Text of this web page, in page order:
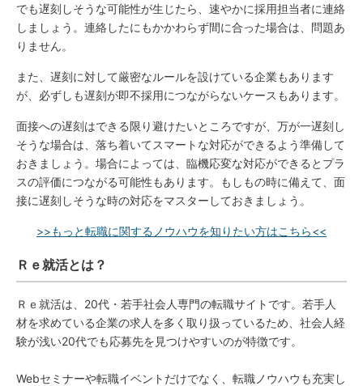
でも遅刻しそうな可能性が生じたら、速やかに採用担当者に連絡
しましょう。連絡したにもかかわらず間に合った場合は、問題あ
りません。
また、遅刻に対して厳密なルールを設けている企業もあります
が、必ずしも遅刻が即不採用につながらないケースもあります。
面接への遅刻はできる限り避けたいところですが、万が一遅刻し
そうな場合は、落ち着いてスマートな対応ができるよう準備して
おきましょう。場合によっては、臨機応変な対応ができるとプラ
スの評価につながる可能性もあります。もしもの時に備えて、面
接に遅刻しそうな時の対応をマスターしておきましょう。
>>もっと転職に関するノウハウを知りたい方はこちら<<
Ｒｅ就活とは？
Ｒｅ就活は、20代・若手社会人専門の転職サイトです。若手人
材を求めている企業の求人を多く取り扱っているため、社会人経
験が浅い20代でも応募先を見つけやすいのが特徴です。
Webセミナーや転職イベントだけでなく、転職ノウハウも充実し